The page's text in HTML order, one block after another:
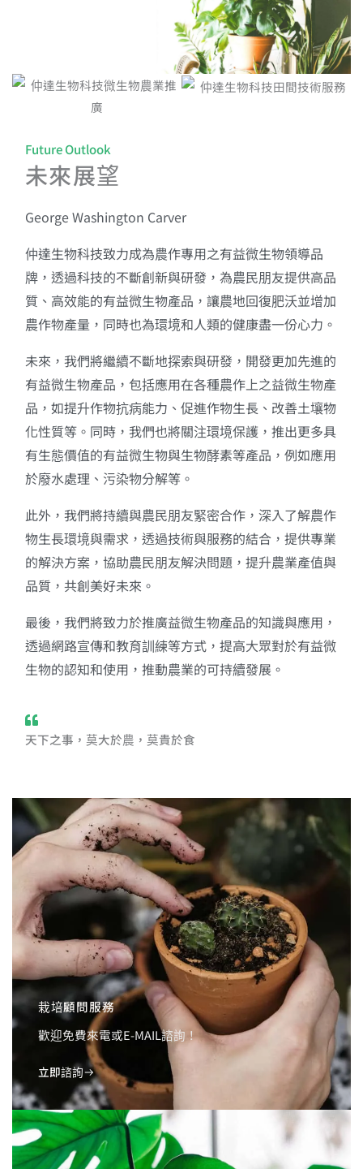
Future Outlook
未來展望
George Washington Carver
仲達生物科技致力成為農作專用之有益微生物領導品
牌，透過科技的不斷創新與研發，為農民朋友提供高品
質、高效能的有益微生物產品，讓農地回復肥沃並增加
農作物產量，同時也為環境和人類的健康盡一份心力。
未來，我們將繼續不斷地探索與研發，開發更加先進的
有益微生物產品，包括應用在各種農作上之益微生物產
品，如提升作物抗病能力、促進作物生長、改善土壤物
化性質等。同時，我們也將關注環境保護，推出更多具
有生態價值的有益微生物與生物酵素等產品，例如應用
於廢水處理、污染物分解等。
此外，我們將持續與農民朋友緊密合作，深入了解農作
物生長環境與需求，透過技術與服務的結合，提供專業
的解決方案，協助農民朋友解決問題，提升農業產值與
品質，共創美好未來。
最後，我們將致力於推廣益微生物產品的知識與應用，
透過網路宣傳和教育訓練等方式，提高大眾對於有益微
生物的認知和使用，推動農業的可持續發展。
天下之事，莫大於農，莫貴於食
栽培顧問服務
歡迎免費來電或E-MAIL諮詢！
立即諮詢